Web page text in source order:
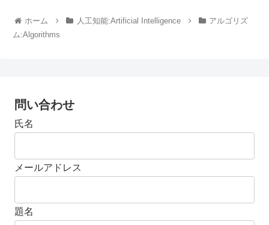
ホーム 人工知能:Artificial Intelligence
アルゴリズ
ム:Algorithms
問い合わせ
氏名
メールアドレス
題名